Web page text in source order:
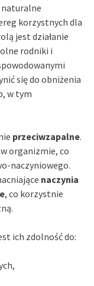
korzystnych dla
jest działanie
rodniki i
się do obniżenia
w tym
przeciwzapalne.
organizmie, co
naczyniowego.
naczynia
, co korzystnie
ich zdolność do: